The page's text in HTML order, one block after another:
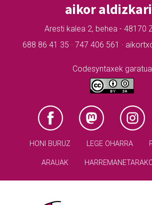
aikor
Aresti kalea 2, behea - 48170
688 86 41 35 · 747 406 561 ·
Codesyntaxek garatua
HONI BURUZ LEGE OHARRA
ARAUAK